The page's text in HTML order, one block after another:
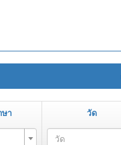
า วัด
วัด